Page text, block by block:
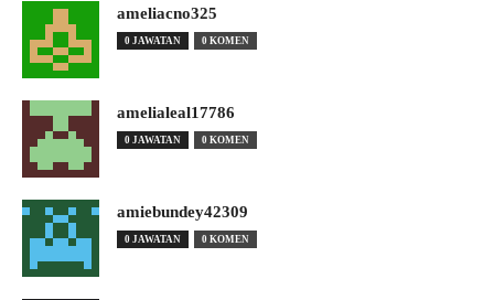
ameliacno325
0 JAWATAN 0 KOMEN
amelialeal17786
0 JAWATAN 0 KOMEN
amiebundey42309
0 JAWATAN 0 KOMEN